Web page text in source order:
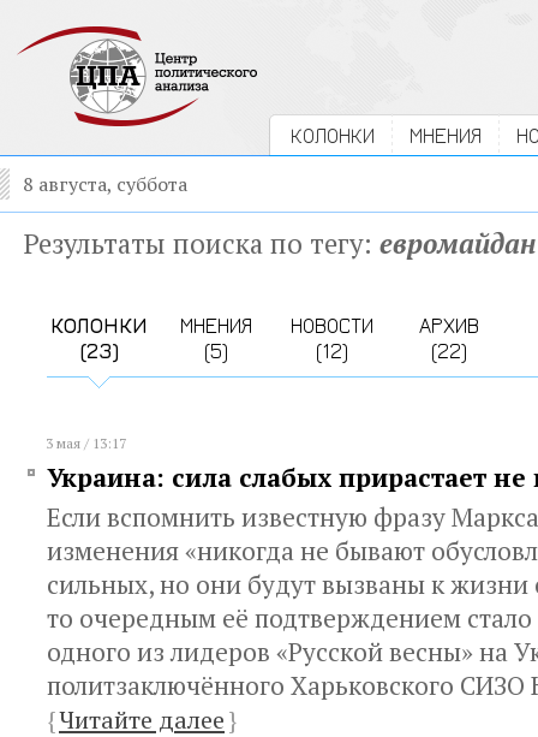
КОЛОНКИ МНЕНИЯ
8 августа, суббота
Результаты поиска по тегу: евромайдан
КОЛОНКИ
(23)
МНЕНИЯ
(5)
НОВОСТИ
(12)
АРХИВ
(22)
3 мая / 13:17
Украина: сила слабых прирастает
Если вспомнить известную фразу
изменения «никогда не бывают
сильных, но они будут вызваны к жизни
то очередным её подтверждением
одного из лидеров «Русской весны» на
политзаключённого Харьковского
{Читайте далее}